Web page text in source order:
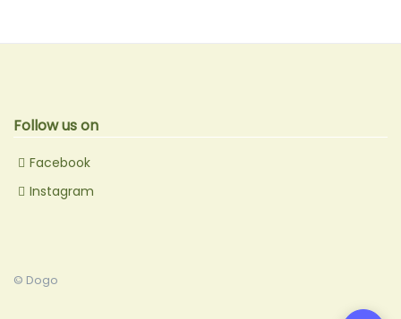
Follow us on
Facebook
Instagram
© Dogo